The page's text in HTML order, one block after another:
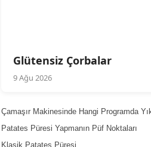
Glütensiz Çorbalar
9 Ağu 2026
Çamaşır Makinesinde Hangi Programda
Patates Püresi Yapmanın Püf Noktaları
Klasik Patates Püresi